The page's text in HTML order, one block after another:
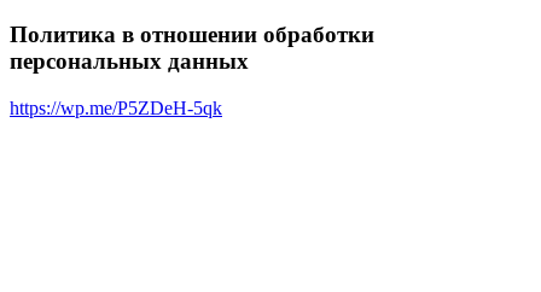
Политика в отношении обработки
персональных данных
https://wp.me/P5ZDeH-5qk